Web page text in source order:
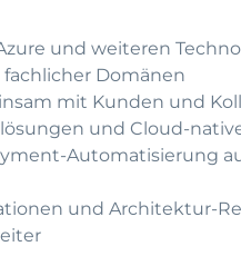
und weiteren
Domänen
mit Kunden und
und Cloud-
Automatisierung
und Architektur-